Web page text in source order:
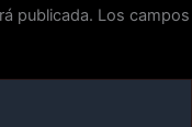
publicada. Los campos